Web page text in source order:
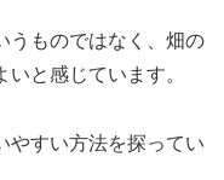
うものではなく、畑の
と感じています。
やすい方法を探ってい